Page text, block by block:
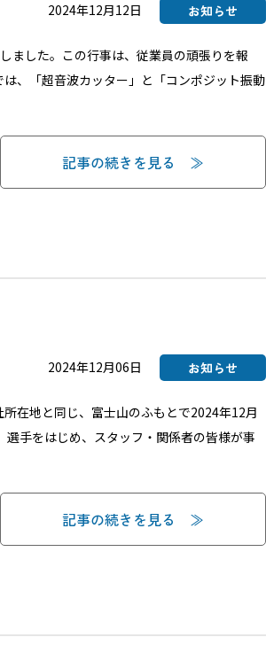
お知らせ
2024年12月12日
ました。この行事は、従業員の頑張りを報
、「超音波カッター」と「コンポジット振動
記事の続きを見る
お知らせ
2024年12月06日
在地と同じ、富士山のふもとで2024年12月
手をはじめ、スタッフ・関係者の皆様が事
記事の続きを見る